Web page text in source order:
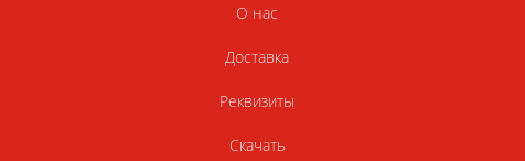
О нас
Доставка
Реквизиты
Скачать